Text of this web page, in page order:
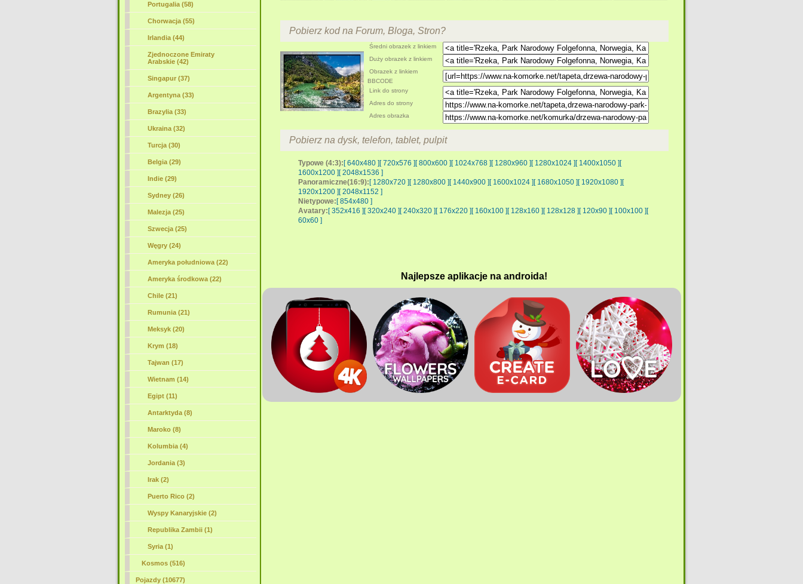
Portugalia (58)
Chorwacja (55)
Irlandia (44)
Zjednoczone Emiraty
Arabskie (42)
Singapur (37)
Argentyna (33)
Brazylia (33)
Ukraina (32)
Turcja (30)
Belgia (29)
Indie (29)
Sydney (26)
Malezja (25)
Szwecja (25)
Węgry (24)
Ameryka południowa (22)
Ameryka środkowa (22)
Chile (21)
Rumunia (21)
Meksyk (20)
Krym (18)
Tajwan (17)
Wietnam (14)
Egipt (11)
Antarktyda (8)
Maroko (8)
Kolumbia (4)
Jordania (3)
Irak (2)
Puerto Rico (2)
Wyspy Kanaryjskie (2)
Republika Zambii (1)
Syria (1)
Kosmos (516)
Pojazdy (10677)
Pobierz kod na Forum, Bloga, Stron?
Średni obrazek z linkiem
Duży obrazek z linkiem
Obrazek z linkiem
BBCODE
Link do strony
Adres do strony
Adres obrazka
Pobierz na dysk, telefon, tablet, pulpit
Typowe (4:3): [ 640x480 ] [ 720x576 ] [ 800x600 ] [ 1024x768 ] [ 1280x960 ] [ 1280x1024 ] [ 1400x1050 ] [
1600x1200 ] [ 2048x1536 ]
Panoramiczne(16:9): [ 1280x720 ] [ 1280x800 ] [ 1440x900 ] [ 1600x1024 ] [ 1680x1050 ] [ 1920x1080 ] [
1920x1200 ] [ 2048x1152 ]
Nietypowe: [ 854x480 ]
Avatary: [ 352x416 ] [ 320x240 ] [ 240x320 ] [ 176x220 ] [ 160x100 ] [ 128x160 ] [ 128x128 ] [ 120x90 ] [ 100x100 ] [
60x60 ]
Najlepsze aplikacje na androida!